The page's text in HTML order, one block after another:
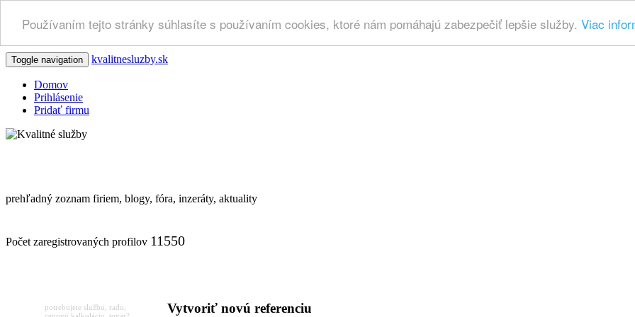
Používaním tejto stránky súhlasíte s používaním cookies, ktoré nám pomáhajú zabezpečiť lepšie služby. Viac
Toggle navigation kvalitnesluzby.sk
Domov
Prihlásenie
Pridať firmu
prehľadný zoznam firiem, blogy, fóra, inzeráty, aktuality
Počet zaregistrovaných profilov 11550
potrebujete službu, radu,
Vytvoriť novú referenciu